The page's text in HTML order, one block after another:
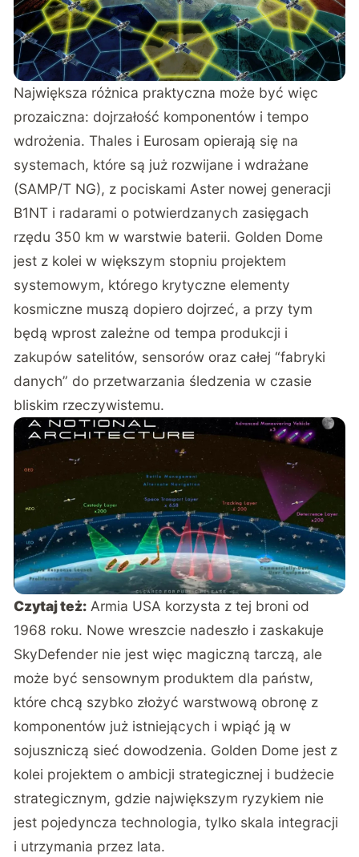
Największa różnica praktyczna może być więc
prozaiczna: dojrzałość komponentów i tempo
wdrożenia. Thales i Eurosam opierają się na
systemach, które są już rozwijane i wdrażane
(SAMP/T NG), z pociskami Aster nowej generacji
B1NT i radarami o potwierdzanych zasięgach
rzędu 350 km w warstwie baterii. Golden Dome
jest z kolei w większym stopniu projektem
systemowym, którego krytyczne elementy
kosmiczne muszą dopiero dojrzeć, a przy tym
będą wprost zależne od tempa produkcji i
zakupów satelitów, sensorów oraz całej “fabryki
danych” do przetwarzania śledzenia w czasie
bliskim rzeczywistemu.
Czytaj też: Armia USA korzysta z tej broni od
1968 roku. Nowe wreszcie nadeszło i zaskakuje
SkyDefender nie jest więc magiczną tarczą, ale
może być sensownym produktem dla państw,
które chcą szybko złożyć warstwową obronę z
komponentów już istniejących i wpiąć ją w
sojuszniczą sieć dowodzenia. Golden Dome jest z
kolei projektem o ambicji strategicznej i budżecie
strategicznym, gdzie największym ryzykiem nie
jest pojedyncza technologia, tylko skala integracji
i utrzymania przez lata.